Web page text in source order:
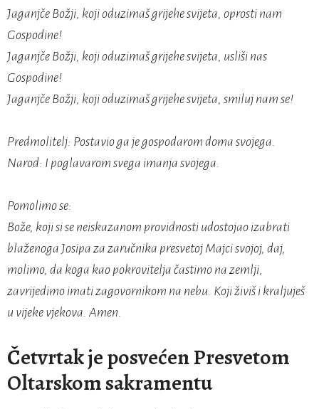
Jaganjče Božji, koji oduzimaš grijehe svijeta, oprosti nam
Gospodine!
Jaganjče Božji, koji oduzimaš grijehe svijeta, usliši nas
Gospodine!
Jaganjče Božji, koji oduzimaš grijehe svijeta, smiluj nam se!
Predmolitelj: Postavio ga je gospodarom doma svojega.
Narod: I poglavarom svega imanja svojega.
Pomolimo se:
Bože, koji si se neiskazanom providnosti udostojao izabrati
blaženoga Josipa za zaručnika presvetoj Majci svojoj, daj,
molimo, da koga kao pokrovitelja častimo na zemlji,
zavrijedimo imati zagovornikom na nebu. Koji živiš i kraljuješ
u vijeke vjekova. Amen.
Četvrtak je posvećen Presvetom
Oltarskom sakramentu